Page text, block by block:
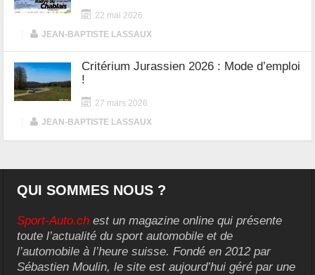
22 mai 2026
JEAN-BAPTISTE LASSAUX
Critérium Jurassien 2026 : Mode d’emploi
!
27 mars 2026
JEAN-BAPTISTE LASSAUX
QUI SOMMES NOUS ?
Sport-Auto.ch est un magazine online qui présente
toute l’actualité du sport automobile et de
l’automobile à l’heure suisse. Fondé en 2012 par
Sébastien Moulin, le site est aujourd’hui géré par une